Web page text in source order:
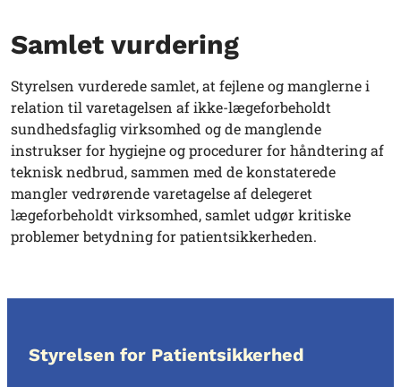
Samlet vurdering
Styrelsen vurderede samlet, at fejlene og manglerne i
relation til varetagelsen af ikke-lægeforbeholdt
sundhedsfaglig virksomhed og de manglende
instrukser for hygiejne og procedurer for håndtering af
teknisk nedbrud, sammen med de konstaterede
mangler vedrørende varetagelse af delegeret
lægeforbeholdt virksomhed, samlet udgør kritiske
problemer betydning for patientsikkerheden.
Styrelsen for Patientsikkerhed